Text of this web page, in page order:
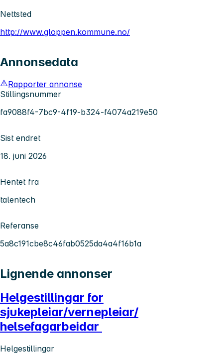
Nettsted
http://www.gloppen.kommune.no/
Annonsedata
Rapporter annonse
Stillingsnummer
fa9088f4-7bc9-4f19-b324-f4074a219e50
Sist endret
18. juni 2026
Hentet fra
talentech
Referanse
5a8c191cbe8c46fab0525da4a4f16b1a
Lignende annonser
Helgestillingar for
sjukepleiar/vernepleiar/
helsefagarbeidar
Helgestillingar